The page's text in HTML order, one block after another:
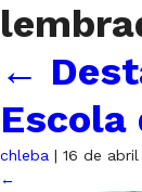
←
Escola
chleba | 16 de abril
←